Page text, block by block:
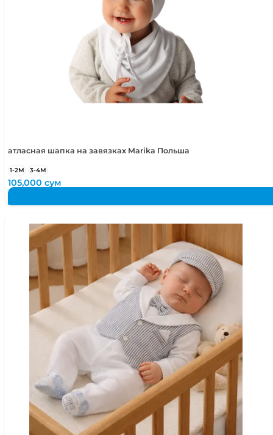
атласная шапка на завязках Marika Польша
1-2М 3-4М
105,000сум